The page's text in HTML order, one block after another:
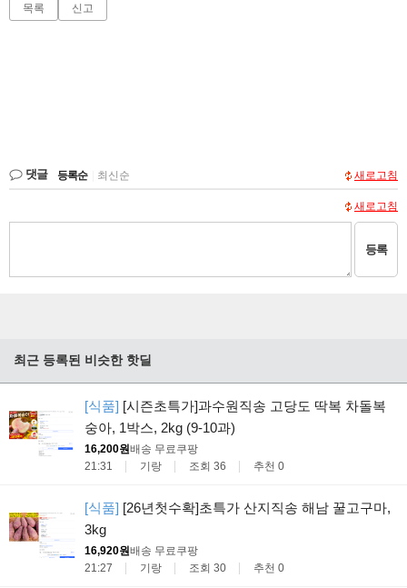
목록 신고
댓글 등록순 최신순 새로고침
새로고침
등록
최근 등록된 비슷한 핫딜
[식품] [시즌초특가]과수원직송 고당도 딱복 차돌복
숭아, 1박스, 2kg (9-10과)
16,200원배송 무료 쿠팡
21:31
기랑 조회 36 추천 0
[식품] [26년첫수확]초특가 산지직송 해남 꿀고구마,
3kg
16,920원배송 무료 쿠팡
21:27
기랑 조회 30 추천 0